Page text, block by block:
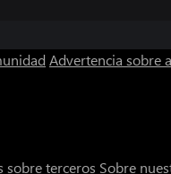
Advertencia sobre
sobre terceros Sobre